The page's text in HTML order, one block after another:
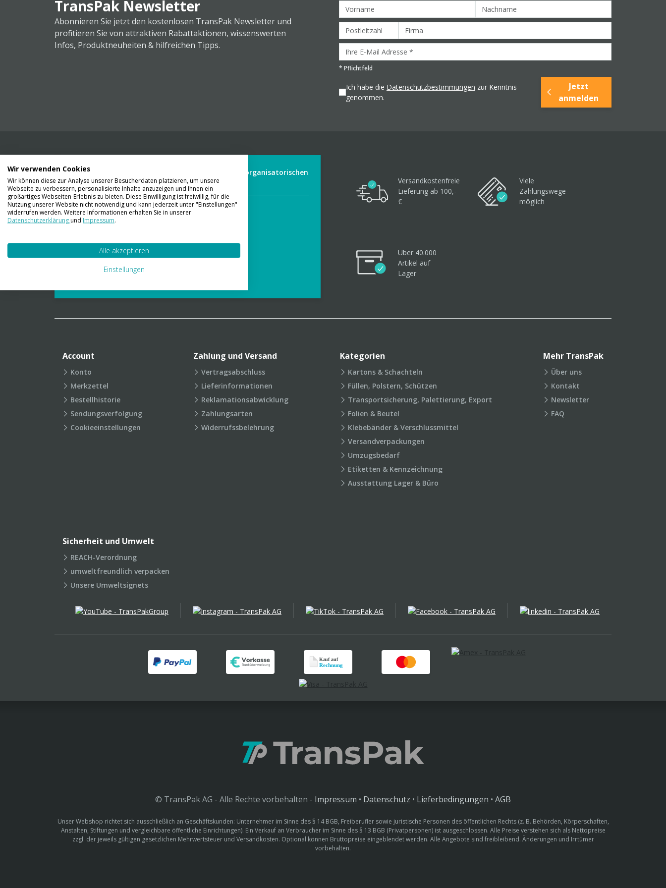
TransPak Newsletter
Abonnieren Sie jetzt den kostenlosen TransPak Newsletter und
profitieren Sie von attraktiven Rabattaktionen, wissenswerten
Infos, Produktneuheiten & hilfreichen Tipps.
* Pflichtfeld
Ich habe die Datenschutzbestimmungen zur Kenntnis
genommen.
Jetzt
anmelden
Wir liefern Ihnen Ihre Ware. Abholung ist leider aus organisatorischen
Gründen nicht möglich.
Kontaktieren Sie uns
01 23 06 03 888
info@transpak.at
Verpackungslexikon
Versandkostenfreie
Lieferung ab 100,-
€
Viele
Zahlungswege
möglich
Über 40.000
Artikel auf
Lager
Account
Konto
Merkzettel
Bestellhistorie
Sendungsverfolgung
Cookieeinstellungen
Zahlung und Versand
Vertragsabschluss
Lieferinformationen
Reklamationsabwicklung
Zahlungsarten
Widerrufssbelehrung
Kategorien
Kartons & Schachteln
Füllen, Polstern, Schützen
Transportsicherung, Palettierung, Export
Folien & Beutel
Klebebänder & Verschlussmittel
Versandverpackungen
Umzugsbedarf
Etiketten & Kennzeichnung
Ausstattung Lager & Büro
Mehr TransPak
Über uns
Kontakt
Newsletter
FAQ
Sicherheit und Umwelt
REACH-Verordnung
umweltfreundlich verpacken
Unsere Umweltsignets
© TransPak AG - Alle Rechte vorbehalten - Impressum • Datenschutz • Lieferbedingungen • AGB
Unser Webshop richtet sich ausschließlich an Geschäftskunden: Unternehmer im Sinne des § 14 BGB, Freiberufler sowie juristische Personen des öffentlichen Rechts (z. B. Behörden, Körperschaften,
Anstalten, Stiftungen und vergleichbare öffentliche Einrichtungen). Ein Verkauf an Verbraucher im Sinne des § 13 BGB (Privatpersonen) ist ausgeschlossen. Alle Preise verstehen sich als Nettopreise
zzgl. der jeweils gültigen gesetzlichen Mehrwertsteuer und Versandkosten. Optional können Bruttopreise eingeblendet werden. Alle Angebote sind freibleibend. Änderungen und Irrtümer
vorbehalten.
Wir verwenden Cookies
Wir können diese zur Analyse unserer Besucherdaten platzieren, um unsere
Webseite zu verbessern, personalisierte Inhalte anzuzeigen und Ihnen ein
großartiges Webseiten-Erlebnis zu bieten. Diese Einwilligung ist freiwillig, für die
Nutzung unserer Website nicht notwendig und kann jederzeit unter "Einstellungen"
widerrufen werden. Weitere Informationen erhalten Sie in unserer
Datenschutzerklärungund Impressum.
Alle akzeptieren
Einstellungen